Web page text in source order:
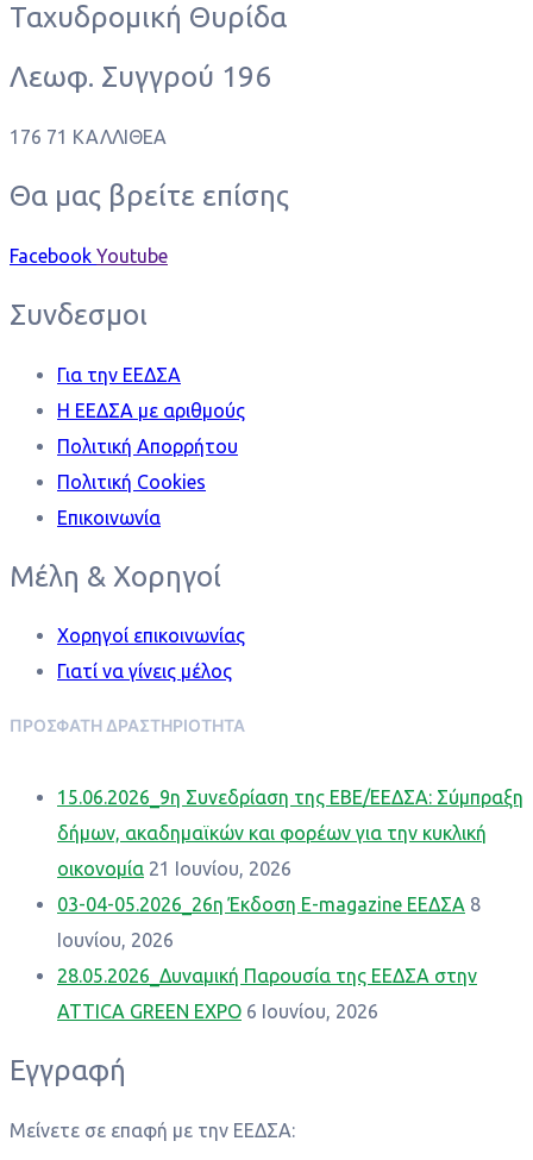
Ταχυδρομική Θυρίδα
Λεωφ. Συγγρού 196
176 71 ΚΑΛΛΙΘΕΑ
Θα μας βρείτε επίσης
Facebook Youtube
Συνδεσμοι
Για την ΕΕΔΣΑ
Η ΕΕΔΣΑ με αριθμούς
Πολιτική Απορρήτου
Πολιτική Cookies
Επικοινωνία
Μέλη & Χορηγοί
Χορηγοί επικοινωνίας
Γιατί να γίνεις μέλος
ΠΡΌΣΦΑΤΗ ΔΡΑΣΤΗΡΙΌΤΗΤΑ
15.06.2026_9η Συνεδρίαση της ΕΒΕ/ΕΕΔΣΑ: Σύμπραξη
δήμων, ακαδημαϊκών και φορέων για την κυκλική
οικονομία 21 Ιουνίου, 2026
03-04-05.2026_26η Έκδοση Ε-magazine ΕΕΔΣΑ 8
Ιουνίου, 2026
28.05.2026_Δυναμική Παρουσία της ΕΕΔΣΑ στην
ATTICA GREEN EXPO 6 Ιουνίου, 2026
Εγγραφή
Μείνετε σε επαφή με την ΕΕΔΣΑ: